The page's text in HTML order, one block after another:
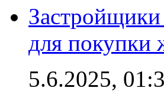
для покупки
5.6.2025,